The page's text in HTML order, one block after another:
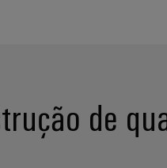
de